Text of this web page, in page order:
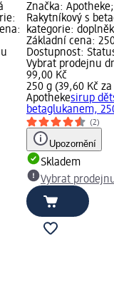
Značka:
Rakytníkový s
kategorie:
Základní cena:
Dostupnost:
Vybrat prodejnu
99,00 Kč
250 g (39,60 Kč za
Apothekesirup
betaglukanem,
(2)
Upozornění
Skladem
Vybrat